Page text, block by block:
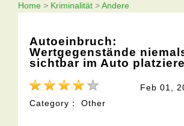
Home > Kriminalität >Andere
Autoeinbruch:
Wertgegenstände
sichtbar im Auto
Feb 01,
Category： Other